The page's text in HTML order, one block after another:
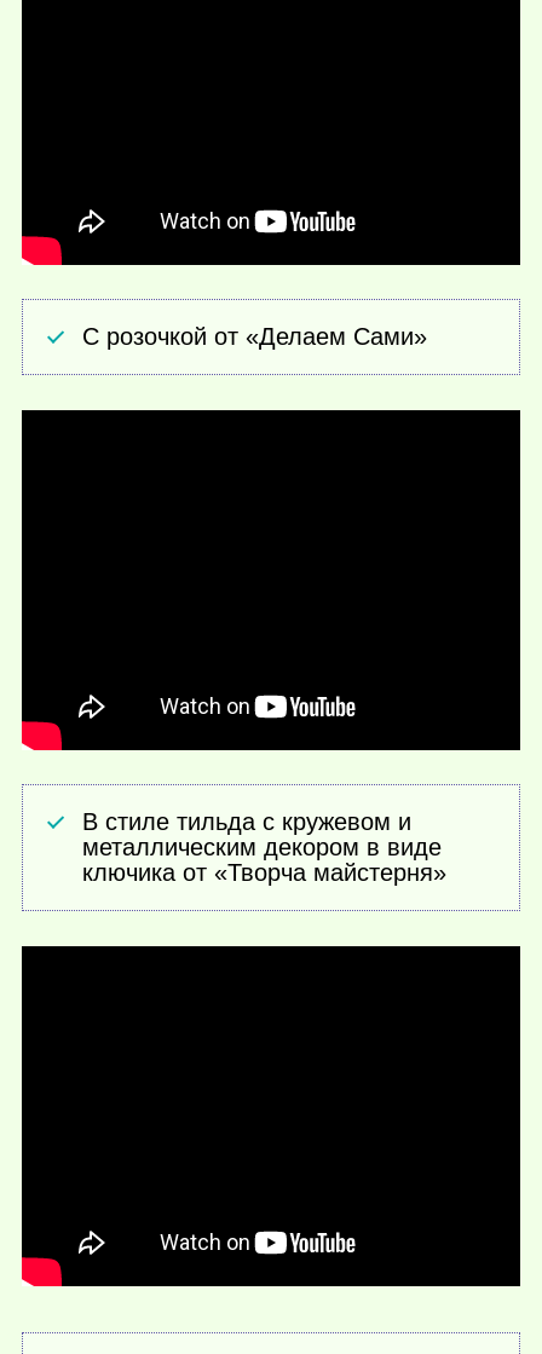
С розочкой от «Делаем Сами»
В стиле тильда с кружевом и
металлическим декором в виде
ключика от «Творча майстерня»